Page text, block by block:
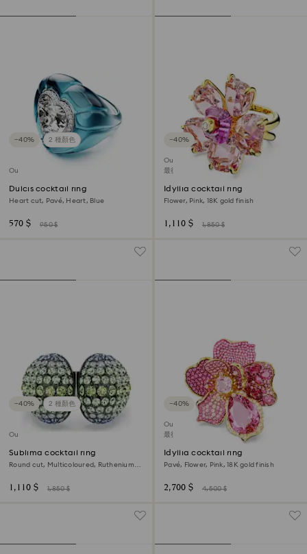
−40% 2 種顏色
Outlet
Dulcis cocktail ring
Heart cut, Pavé, Heart, Blue
570 $ 950 $
−40%
Outlet
最後機會購買
Idyllia cocktail ring
Flower, Pink, 18K gold finish
1,110 $ 1,850 $
−40% 2 種顏色
Outlet
Sublima cocktail ring
Round cut, Multicoloured, Ruthenium
1,110 $ 1,850 $
−40%
Outlet
最後機會購買
Idyllia cocktail ring
Pavé, Flower, Pink, 18K gold finish
2,700 $ 4,500 $